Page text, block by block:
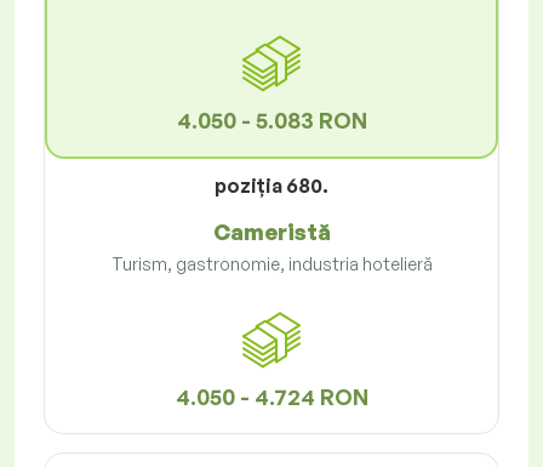
4.050 - 5.083 RON
poziţia 680.
Cameristă
Turism, gastronomie, industria hotelieră
4.050 - 4.724 RON